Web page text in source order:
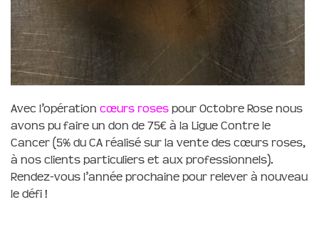
Avec l’opération cœurs roses pour Octobre Rose nous
avons pu faire un don de 75€ à la Ligue Contre le
Cancer (5% du CA réalisé sur la vente des cœurs roses,
à nos clients particuliers et aux professionnels).
Rendez-vous l’année prochaine pour relever à nouveau
le défi !